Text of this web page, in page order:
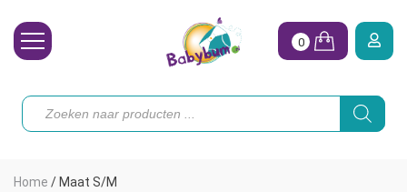
Toebehoren
0
Producten
zoeken
Home / Maat S/M